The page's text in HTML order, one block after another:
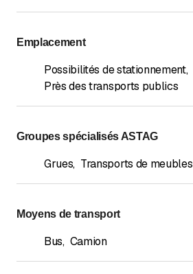
Emplacement
Possibilités de stationnement,
Près des transports publics
Groupes spécialisés ASTAG
Grues, Transports de meubles
Moyens de transport
Bus, Camion